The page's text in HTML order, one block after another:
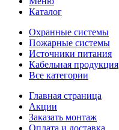
Каталог
Охранные системы
Пожарные системы
Источники питания
Кабельная продукция
Все категории
Главная страница
Акции
Заказать монтаж